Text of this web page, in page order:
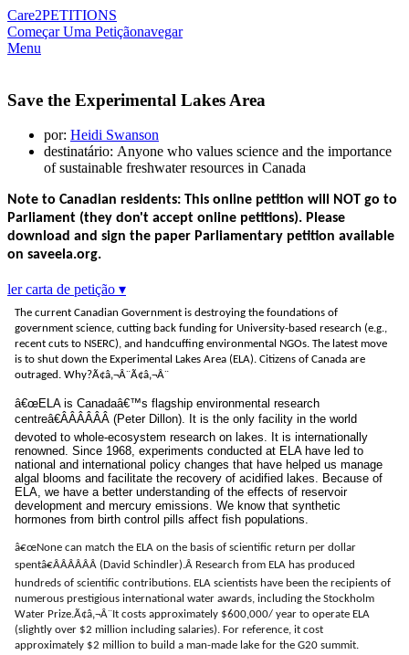
Care2PETITIONS
Começar Uma Petiçãonavegar
Menu
Save the Experimental Lakes Area
por: Heidi Swanson
destinatário: Anyone who values science and the importance
of sustainable freshwater resources in Canada
Note to Canadian residents: This online petition will NOT go to
Parliament (they don't accept online petitions). Please
download and sign the paper Parliamentary petition available
on saveela.org.
ler carta de petição ▾
The current Canadian Government is destroying the foundations of
government science, cutting back funding for University-based research (e.g.,
recent cuts to NSERC), and handcuffing environmental NGOs. The latest move
is to shut down the Experimental Lakes Area (ELA). Citizens of Canada are
outraged. Why?Ã¢â‚¬Â¨Ã¢â‚¬Â¨
â€œELA is Canadaâ€™s flagship environmental research
centreâ€ÂÂÂÂÂÂ (Peter Dillon). It is the only facility in the world
devoted to whole-ecosystem research on lakes. It is internationally
renowned. Since 1968, experiments conducted at ELA have led to
national and international policy changes that have helped us manage
algal blooms and facilitate the recovery of acidified lakes. Because of
ELA, we have a better understanding of the effects of reservoir
development and mercury emissions. We know that synthetic
hormones from birth control pills affect fish populations.
â€œNone can match the ELA on the basis of scientific return per dollar
spentâ€ÂÂÂÂÂÂ (David Schindler).Â Research from ELA has produced
hundreds of scientific contributions. ELA scientists have been the recipients of
numerous prestigious international water awards, including the Stockholm
Water Prize.Ã¢â‚¬Â¨It costs approximately $600,000/ year to operate ELA
(slightly over $2 million including salaries). For reference, it cost
approximately $2 million to build a man-made lake for the G20 summit.